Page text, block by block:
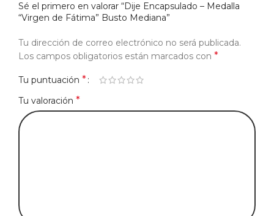
Sé el primero en valorar “Dije Encapsulado – Medalla
“Virgen de Fátima” Busto Mediana”
Tu dirección de correo electrónico no será publicada.
Los campos obligatorios están marcados con *
Tu puntuación *
Tu valoración *